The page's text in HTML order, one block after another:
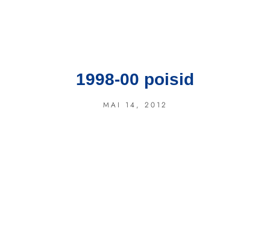
1998-00 poisid
MAI 14, 2012